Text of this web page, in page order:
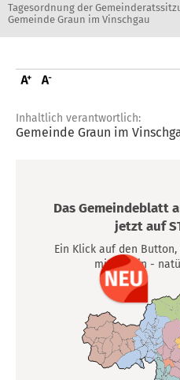
Tagesordnung der
Gemeinde Graun im Vinschgau
Inhaltlich verantwortlich:
Gemeinde Graun im
Das Gemeindeblatt
jetzt auf
Ein Klick auf den
mittendrin -